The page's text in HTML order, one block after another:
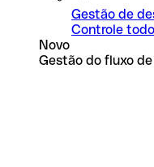
Gestão de
Controle
Novo
Gestão do fluxo